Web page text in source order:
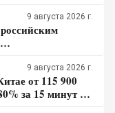
9 августа 2026 г.
9 августа 2026 г.
от 115 900
за 15 минут –